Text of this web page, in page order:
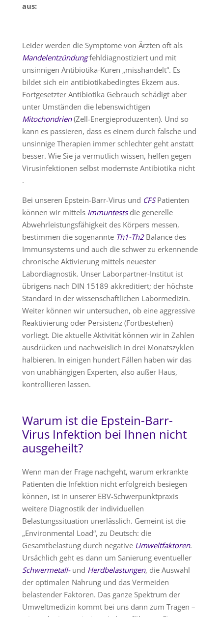
aus:
Leider werden die Symptome von Ärzten oft als
Mandelentzündungfehldiagnostiziert und mit
unsinnigen Antibiotika-Kuren „misshandelt“. Es
bildet sich ein antibiotikabedingtes Ekzem aus.
Fortgesetzter Antibiotika Gebrauch schädigt aber
unter Umständen die lebenswichtigen
Mitochondrien(Zell-Energieproduzenten). Und so
kann es passieren, dass es einem durch falsche und
unsinnige Therapien immer schlechter geht anstatt
besser. Wie Sie ja vermutlich wissen, helfen gegen
Virusinfektionen selbst modernste Antibiotika nicht
.
Bei unseren Epstein-Barr-Virus und CFSPatienten
können wir mittels Immuntestsdie generelle
Abwehrleistungsfähigkeit des Körpers messen,
bestimmen die sogenannte Th1-Th2Balance des
Immunsystems und auch die schwer zu erkennende
chronische Aktivierung mittels neuester
Labordiagnostik. Unser Laborpartner-Institut ist
übrigens nach DIN 15189 akkreditiert; der höchste
Standard in der wissenschaftlichen Labormedizin.
Weiter können wir untersuchen, ob eine aggressive
Reaktivierung oder Persistenz (Fortbestehen)
vorliegt. Die aktuelle Aktivität können wir in Zahlen
ausdrücken und nachweislich in drei Monatszyklen
halbieren. In einigen hundert Fällen haben wir das
von unabhängigen Experten, also außer Haus,
kontrollieren lassen.
Warum ist die Epstein-Barr-
Virus Infektion bei Ihnen nicht
ausgeheilt?
Wenn man der Frage nachgeht, warum erkrankte
Patienten die Infektion nicht erfolgreich besiegen
können, ist in unserer EBV-Schwerpunktpraxis
weitere Diagnostik der individuellen
Belastungssituation unerlässlich. Gemeint ist die
„Environmental Load“, zu Deutsch: die
Gesamtbelastung durch negative Umweltfaktoren.
Ursächlich geht es dann um Sanierung eventueller
Schwermetall-und Herdbelastungen, die Auswahl
der optimalen Nahrung und das Vermeiden
belastender Faktoren. Das ganze Spektrum der
Umweltmedizin kommt bei uns dann zum Tragen –